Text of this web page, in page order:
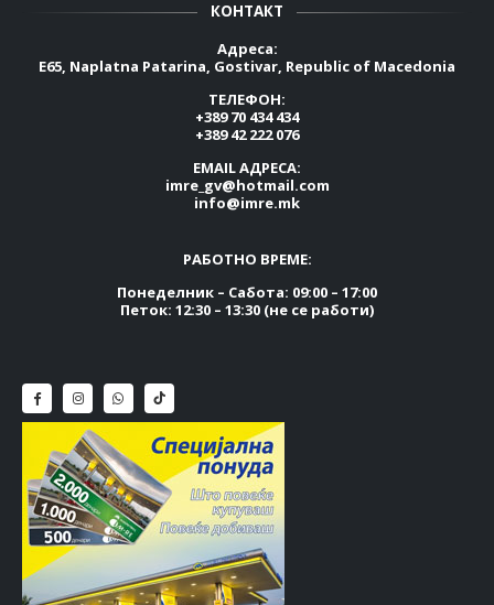
КОНТАКТ
Адреса:
E65, Naplatna Patarina, Gostivar, Republic of Macedonia
ТЕЛЕФОН:
+389 70 434 434
+389 42 222 076
EMAIL АДРЕСА:
imre_gv@hotmail.com
info@imre.mk
РАБОТНО ВРЕМЕ:
Понеделник – Сабота: 09:00 – 17:00
Петок: 12:30 – 13:30 (не се работи)